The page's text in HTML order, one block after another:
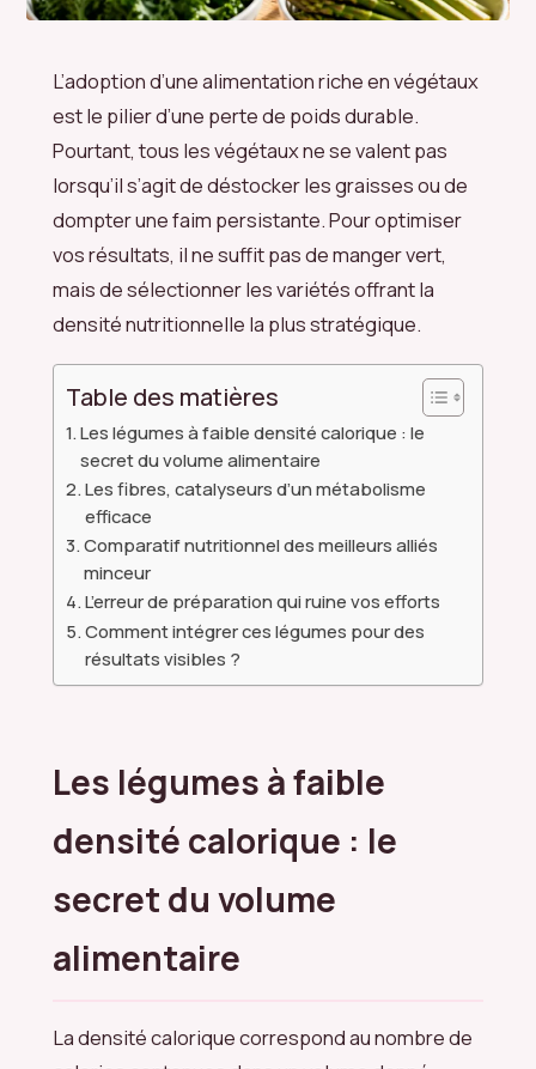
L’adoption d’une alimentation riche en végétaux
est le pilier d’une perte de poids durable.
Pourtant, tous les végétaux ne se valent pas
lorsqu’il s’agit de déstocker les graisses ou de
dompter une faim persistante. Pour optimiser
vos résultats, il ne suffit pas de manger vert,
mais de sélectionner les variétés offrant la
densité nutritionnelle la plus stratégique.
Table des matières
Les légumes à faible densité calorique : le
secret du volume alimentaire
Les fibres, catalyseurs d’un métabolisme
efficace
Comparatif nutritionnel des meilleurs alliés
minceur
L’erreur de préparation qui ruine vos efforts
Comment intégrer ces légumes pour des
résultats visibles ?
Les légumes à faible
densité calorique : le
secret du volume
alimentaire
La densité calorique correspond au nombre de